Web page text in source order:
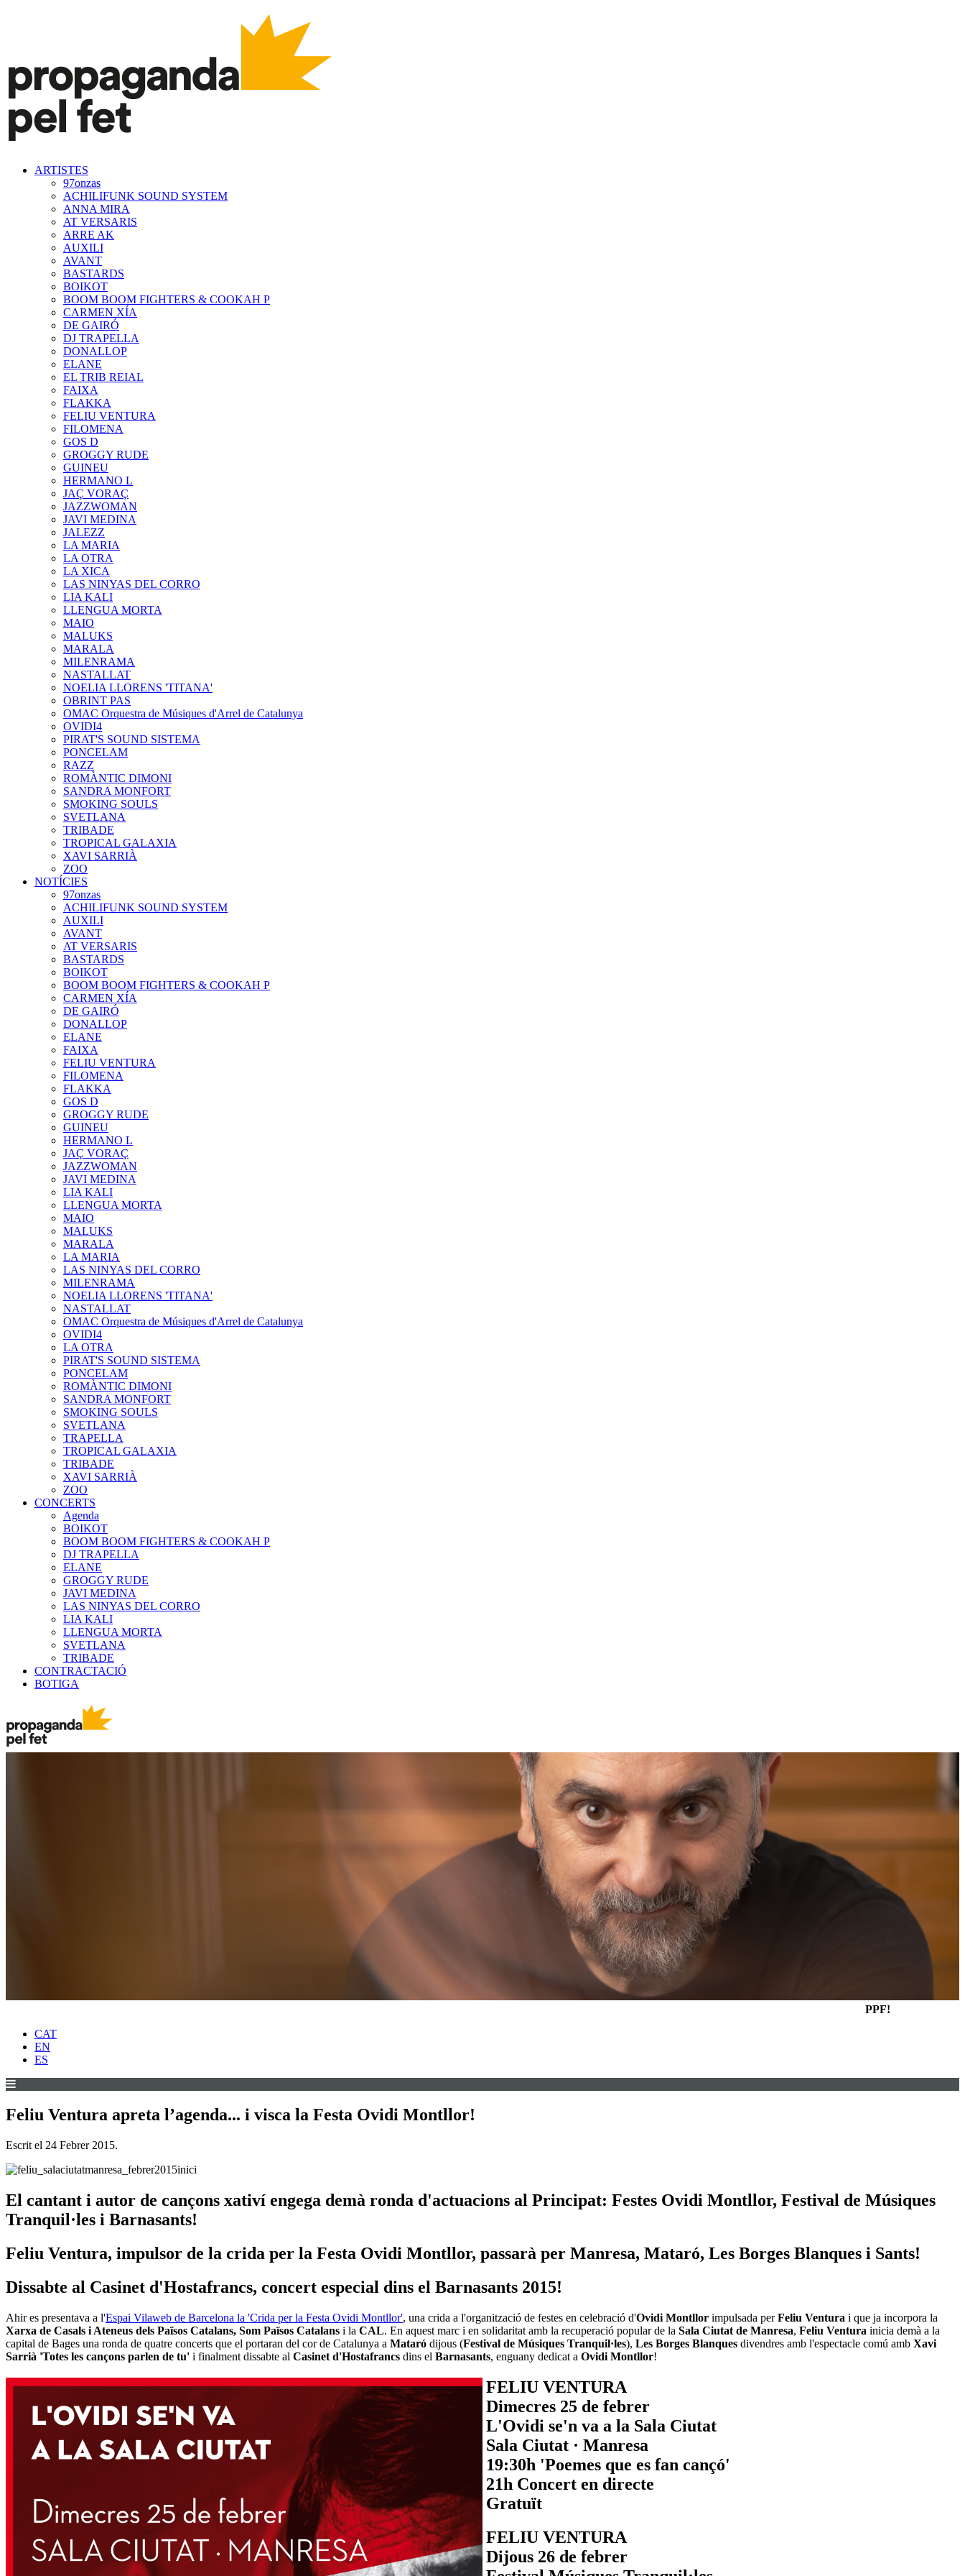
ARTISTES
97onzas
ACHILIFUNK SOUND SYSTEM
ANNA MIRA
AT VERSARIS
ARRE AK
AUXILI
AVANT
BASTARDS
BOIKOT
BOOM BOOM FIGHTERS & COOKAH P
CARMEN XÍA
DE GAIRÓ
DJ TRAPELLA
DONALLOP
ELANE
EL TRIB REIAL
FAIXA
FLAKKA
FELIU VENTURA
FILOMENA
GOS D
GROGGY RUDE
GUINEU
HERMANO L
JAÇ VORAÇ
JAZZWOMAN
JAVI MEDINA
JALEZZ
LA MARIA
LA OTRA
LA XICA
LAS NINYAS DEL CORRO
LIA KALI
LLENGUA MORTA
MAIO
MALUKS
MARALA
MILENRAMA
NASTALLAT
NOELIA LLORENS 'TITANA'
OBRINT PAS
OMAC Orquestra de Músiques d'Arrel de Catalunya
OVIDI4
PIRAT'S SOUND SISTEMA
PONCELAM
RAZZ
ROMÀNTIC DIMONI
SANDRA MONFORT
SMOKING SOULS
SVETLANA
TRIBADE
TROPICAL GALAXIA
XAVI SARRIÀ
ZOO
NOTÍCIES
97onzas
ACHILIFUNK SOUND SYSTEM
AUXILI
AVANT
AT VERSARIS
BASTARDS
BOIKOT
BOOM BOOM FIGHTERS & COOKAH P
CARMEN XÍA
DE GAIRÓ
DONALLOP
ELANE
FAIXA
FELIU VENTURA
FILOMENA
FLAKKA
GOS D
GROGGY RUDE
GUINEU
HERMANO L
JAÇ VORAÇ
JAZZWOMAN
JAVI MEDINA
LIA KALI
LLENGUA MORTA
MAIO
MALUKS
MARALA
LA MARIA
LAS NINYAS DEL CORRO
MILENRAMA
NOELIA LLORENS 'TITANA'
NASTALLAT
OMAC Orquestra de Músiques d'Arrel de Catalunya
OVIDI4
LA OTRA
PIRAT'S SOUND SISTEMA
PONCELAM
ROMÀNTIC DIMONI
SANDRA MONFORT
SMOKING SOULS
SVETLANA
TRAPELLA
TROPICAL GALAXIA
TRIBADE
XAVI SARRIÀ
ZOO
CONCERTS
Agenda
BOIKOT
BOOM BOOM FIGHTERS & COOKAH P
DJ TRAPELLA
ELANE
GROGGY RUDE
JAVI MEDINA
LAS NINYAS DEL CORRO
LIA KALI
LLENGUA MORTA
SVETLANA
TRIBADE
CONTRACTACIÓ
BOTIGA
PPF!
CAT
EN
ES
Feliu Ventura apreta l’agenda... i visca la Festa Ovidi Montllor!
Escrit el 24 Febrer 2015.
El cantant i autor de cançons xativí engega demà ronda d'actuacions al Principat: Festes Ovidi Montllor, Festival de Músiques
Tranquil·les i Barnasants!
Feliu Ventura, impulsor de la crida per la Festa Ovidi Montllor, passarà per Manresa, Mataró, Les Borges Blanques i Sants!
Dissabte al Casinet d'Hostafrancs, concert especial dins el Barnasants 2015!
Ahir es presentava a l'Espai Vilaweb de Barcelona la 'Crida per la Festa Ovidi Montllor', una crida a l'organització de festes en celebració d'Ovidi Montllor impulsada perFeliu Ventura i que ja incorpora la
Xarxa de Casals i Ateneus dels Països Catalans, Som Països Catalans i la CAL. En aquest marc i en solidaritat amb la recuperació popular de la Sala Ciutat de Manresa, Feliu Ventura inicia demà a la
capital de Bages una ronda de quatre concerts que el portaran del cor de Catalunya a Mataró dijous (Festival de Músiques Tranquil·les), Les Borges Blanques divendres amb l'espectacle comú amb Xavi
Sarrià 'Totes les cançons parlen de tu' i finalment dissabte al Casinet d'Hostafrancs dins el Barnasants, enguany dedicat a Ovidi Montllor!
FELIU VENTURA
Dimecres 25 de febrer
L'Ovidi se'n va a la Sala Ciutat
Sala Ciutat · Manresa
19:30h 'Poemes que es fan cançó'
21h Concert en directe
Gratuït
FELIU VENTURA
Dijous 26 de febrer